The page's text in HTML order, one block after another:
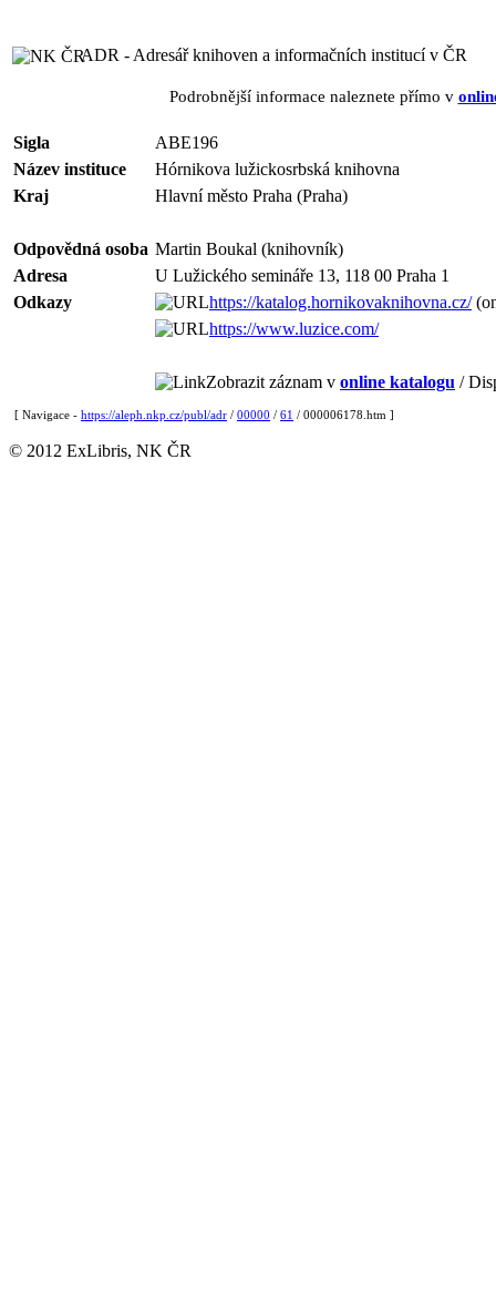
ADR - Adresář knihoven a informačních institucí v ČR
Podrobnější informace naleznete přímo v
Sigla
ABE196
Název instituce
Hórnikova lužickosrbská knihovna
Kraj
Hlavní město Praha (Praha)
Odpovědná osoba Martin Boukal (knihovník)
Adresa
U Lužického semináře 13, 118 00 Praha 1
Odkazy
https://katalog.hornikovaknihovna.cz/
https://www.luzice.com/
Zobrazit záznam v online katalogu /
[ Navigace - https://aleph.nkp.cz/publ/adr / 00000 / 61 / 000006178.htm ]
© 2012 ExLibris, NK ČR